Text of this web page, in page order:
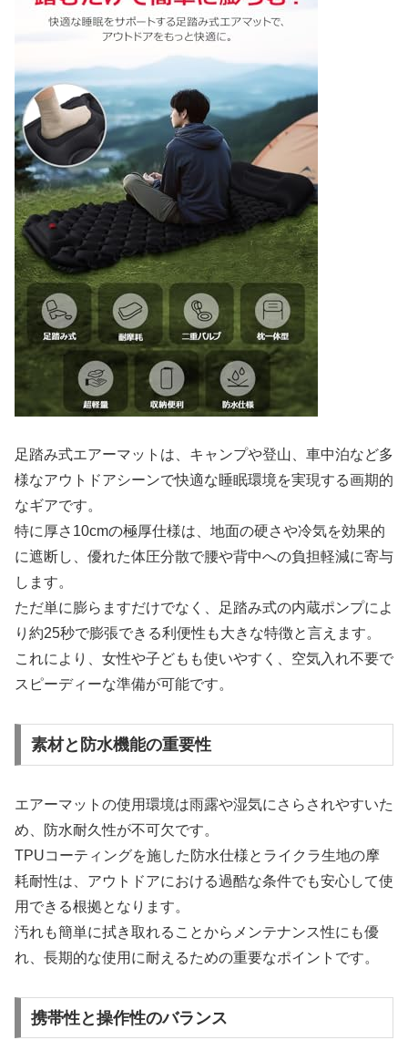
足踏み式エアーマットは、キャンプや登山、車中泊など多
様なアウトドアシーンで快適な睡眠環境を実現する画期的
なギアです。
特に厚さ10cmの極厚仕様は、地面の硬さや冷気を効果的
に遮断し、優れた体圧分散で腰や背中への負担軽減に寄与
します。
ただ単に膨らますだけでなく、足踏み式の内蔵ポンプによ
り約25秒で膨張できる利便性も大きな特徴と言えます。
これにより、女性や子どもも使いやすく、空気入れ不要で
スピーディーな準備が可能です。
素材と防水機能の重要性
エアーマットの使用環境は雨露や湿気にさらされやすいた
め、防水耐久性が不可欠です。
TPUコーティングを施した防水仕様とライクラ生地の摩
耗耐性は、アウトドアにおける過酷な条件でも安心して使
用できる根拠となります。
汚れも簡単に拭き取れることからメンテナンス性にも優
れ、長期的な使用に耐えるための重要なポイントです。
携帯性と操作性のバランス